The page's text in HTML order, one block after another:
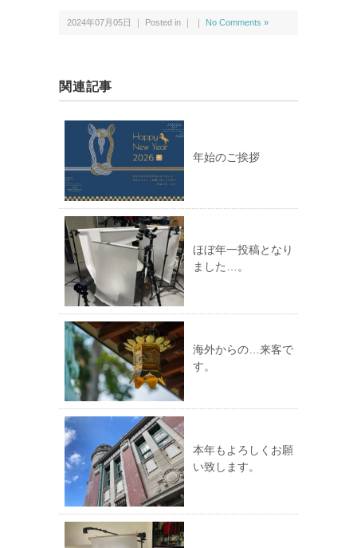
2024年07月05日 ｜ Posted in ｜ ｜ No Comments »
関連記事
年始のご挨拶
ほぼ年一投稿となり
ました…。
海外からの…来客で
す。
本年もよろしくお願
い致します。